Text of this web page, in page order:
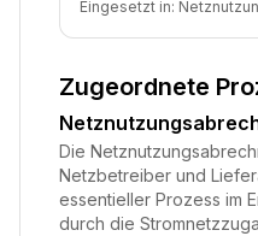
Eingesetzt in:
Zugeordnete
Die
Netzbetreiber und
essentieller Prozess im
durch die